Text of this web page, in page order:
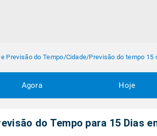
Previsão do Tempo/Cidade/Previsão do tempo 15
Agora Hoje
do Tempo para 15 Dias